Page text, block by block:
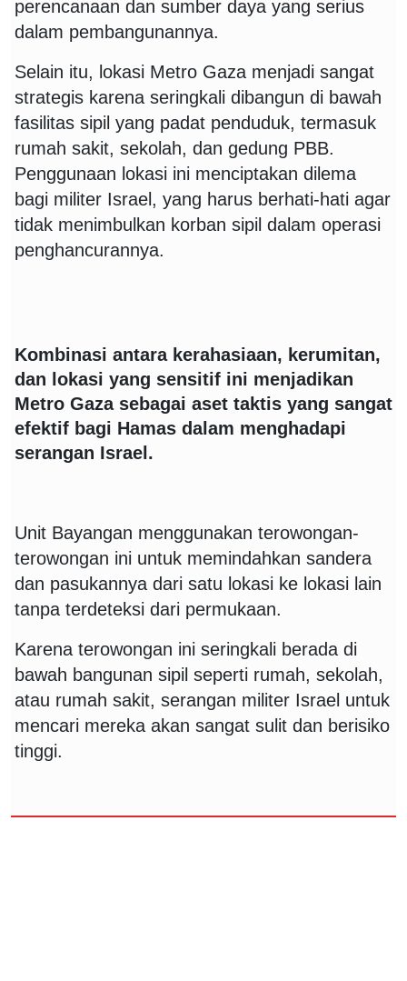
perencanaan dan sumber daya yang serius
dalam pembangunannya.
Selain itu, lokasi Metro Gaza menjadi sangat
strategis karena seringkali dibangun di bawah
fasilitas sipil yang padat penduduk, termasuk
rumah sakit, sekolah, dan gedung PBB.
Penggunaan lokasi ini menciptakan dilema
bagi militer Israel, yang harus berhati-hati agar
tidak menimbulkan korban sipil dalam operasi
penghancurannya.
Kombinasi antara kerahasiaan, kerumitan,
dan lokasi yang sensitif ini menjadikan
Metro Gaza sebagai aset taktis yang sangat
efektif bagi Hamas dalam menghadapi
serangan Israel.
Unit Bayangan menggunakan terowongan-
terowongan ini untuk memindahkan sandera
dan pasukannya dari satu lokasi ke lokasi lain
tanpa terdeteksi dari permukaan.
Karena terowongan ini seringkali berada di
bawah bangunan sipil seperti rumah, sekolah,
atau rumah sakit, serangan militer Israel untuk
mencari mereka akan sangat sulit dan berisiko
tinggi.